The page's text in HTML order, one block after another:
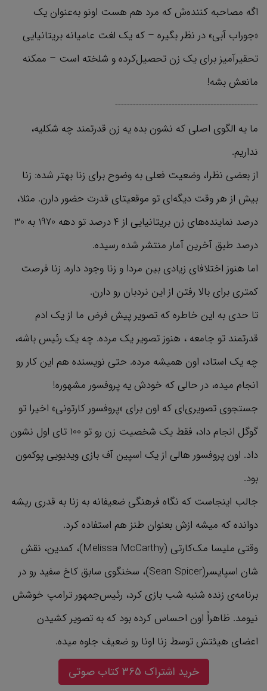
اگه مصاحبه کننده‌ش که مرد هم هست اونو به‌عنوان یک
«جوراب آبی» در نظر بگیره – که یک لغت عامیانه بریتانیایی
تحقیرآمیز برای یک زن تحصیل‌کرده و شلخته است – ممکنه
مانعش بشه!
------------------------------------------------
ما یه الگوی اصلی که نشون بده یه زن قدرتمند چه شکلیه،
نداریم.
از بعضی نظرا، وضعیت فعلی به وضوح برای زنا بهتر شده: زنا
بیش از هر وقت دیگه‌ای تو موقعیتای قدرت حضور دارن. مثلا،
درصد نماینده‌های زن بریتانیایی از 4 درصد تو دهه 1970 به 30
درصد طبق آخرین آمار منتشر شده رسیده.
اما هنوز اختلافای زیادی بین مردا و زنا وجود داره. زنا فرصت
کمتری برای بالا رفتن از این نردبان رو دارن.
تا حدی به این خاطره که تصویر پیش فرض ما از یک ادم
قدرتمند تو جامعه ، هنوز تصویر یک مرده. چه یک رئیس باشه،
چه یک استاد، اون همیشه مرده. حتی نویسنده هم این کار رو
انجام میده، در حالی که خودش یه پروفسور مشهوره!
جستجوی تصویری‌ای که اون برای «پروفسور کارتونی» اخیرا تو
گوگل انجام داد، فقط یک شخصیت زن رو تو 100 تای اول نشون
داد. اون پروفسور هالی از یک اسپین آف بازی ویدیویی پوکمون
بود.
جالب اینجاست که نگاه فرهنگی ضعیفانه به زنا به قدری ریشه
دوانده که میشه ازش بعنوان طنز هم استفاده کرد.
وقتی ملیسا مک‌کارتی (Melissa McCarthy)، کمدین، نقش
شان اسپایسر(Sean Spicer)، سخنگوی سابق کاخ سفید رو در
برنامه‌ی زنده شنبه شب بازی کرد، رئیس‌جمهور ترامپ خوشش
نیومد. ظاهراً اون احساس کرده بود که به تصویر کشیدن
اعضای هیئتش توسط زنا اونا رو ضعیف جلوه میده.
ازونجایی که زنا معمولا تو حوزه عمومی تحقیر میشن، زنایی که
خرید اشتراک 365 کتاب صوتی